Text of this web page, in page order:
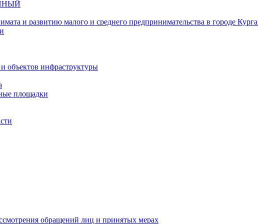
и развитию малого и среднего предпринимательства в городе
объектов инфраструктуры
площадки
обращений лиц и принятых мерах